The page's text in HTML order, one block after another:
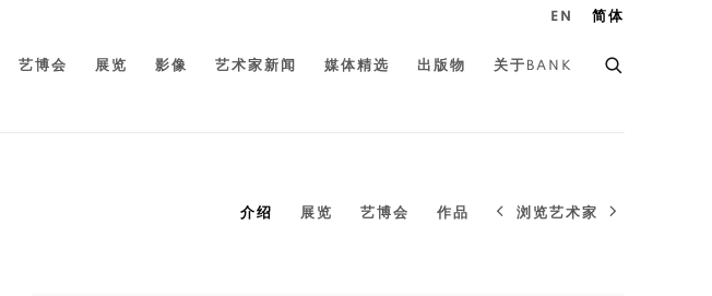
艺博会 展览 影像 艺术家新闻 媒体精选 出版物 关于BANK
EN 简体
介绍 展览 艺博会 作品 浏览艺术家